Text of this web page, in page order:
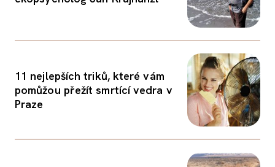
11 nejlepších triků, které vám
pomůžou přežít smrtící vedra v
Praze